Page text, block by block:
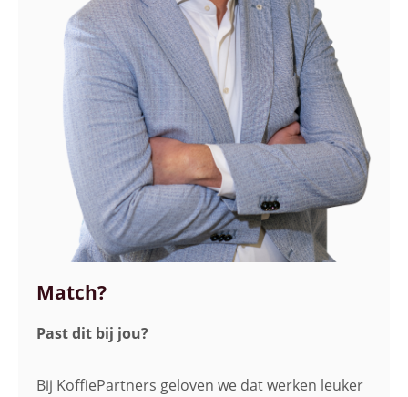
Match?
Past dit bij jou?
Bij KoffiePartners geloven we dat werken leuker